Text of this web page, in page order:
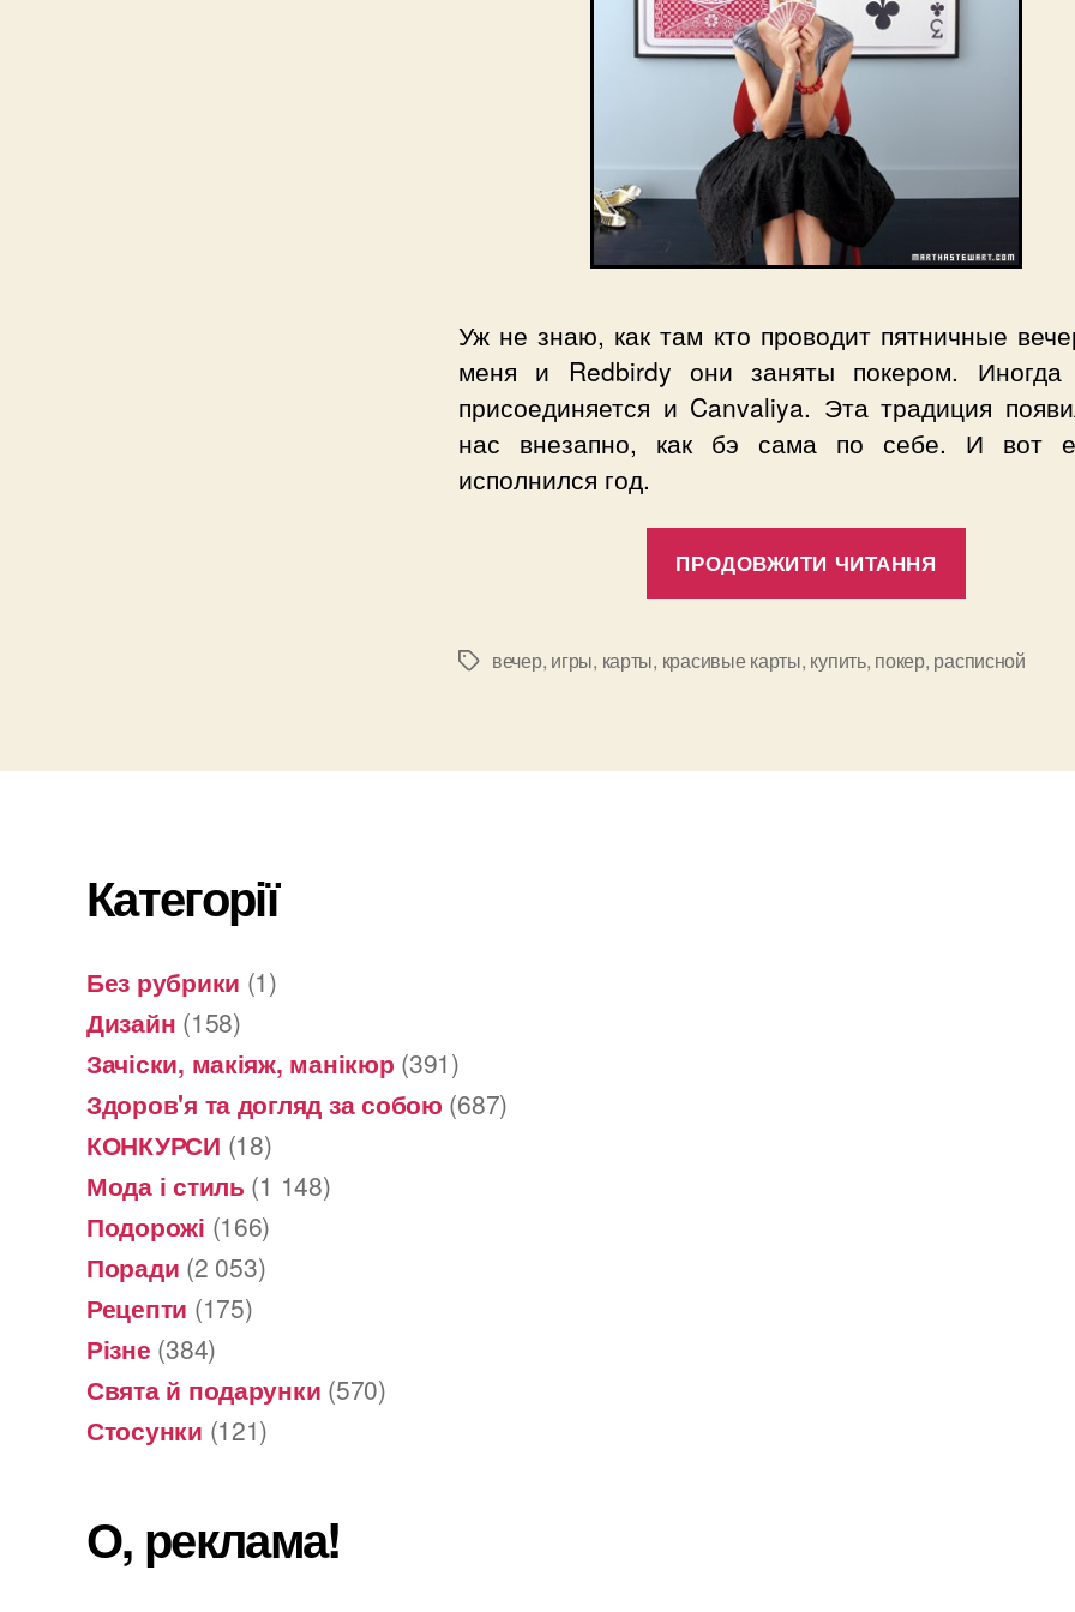
Уж не знаю, как там кто проводит пятничные
меня и Redbirdy они заняты покером.
присоединяется и Canvaliya. Эта традиция
нас внезапно, как бэ сама по себе. И вот
исполнился год.
ПРОДОВЖИТИ ЧИТАННЯ
Позначки
вечер, игры, карты, красивые карты, купить, покер, расписной
Категорії
Без рубрики (1)
Дизайн (158)
Зачіски, макіяж, манікюр (391)
Здоров'я та догляд за собою (687)
КОНКУРСИ (18)
Мода і стиль (1 148)
Подорожі (166)
Поради (2 053)
Рецепти (175)
Різне (384)
Свята й подарунки (570)
Стосунки (121)
О, реклама!